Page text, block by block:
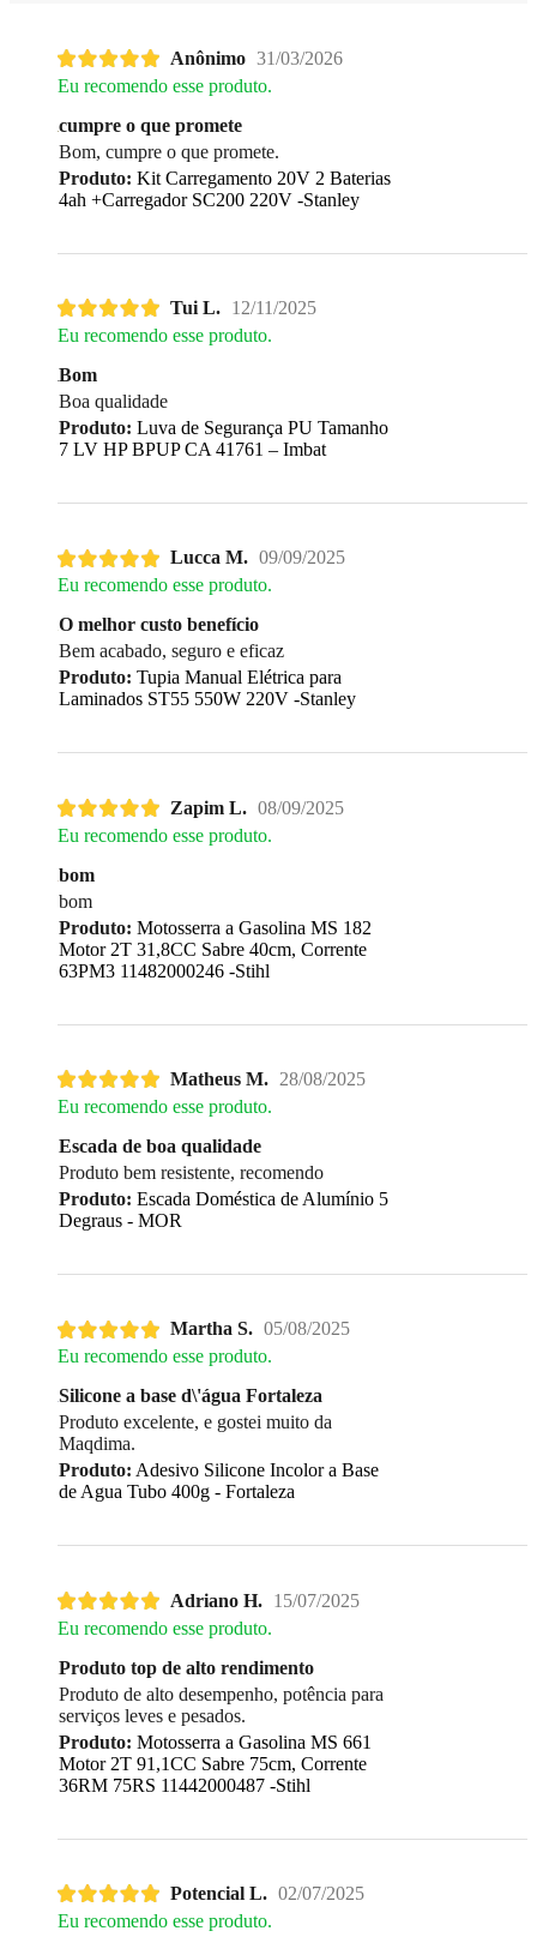
Anônimo 31/03/2026
Eu recomendo esse produto.
cumpre o que promete
Bom, cumpre o que promete.
Produto: Kit Carregamento 20V 2 Baterias
4ah +Carregador SC200 220V -Stanley
Tui L. 12/11/2025
Eu recomendo esse produto.
Bom
Boa qualidade
Produto: Luva de Segurança PU Tamanho
7 LV HP BPUP CA 41761 – Imbat
Lucca M. 09/09/2025
Eu recomendo esse produto.
O melhor custo benefício
Bem acabado, seguro e eficaz
Produto: Tupia Manual Elétrica para
Laminados ST55 550W 220V -Stanley
Zapim L. 08/09/2025
Eu recomendo esse produto.
bom
bom
Produto: Motosserra a Gasolina MS 182
Motor 2T 31,8CC Sabre 40cm, Corrente
63PM3 11482000246 -Stihl
Matheus M. 28/08/2025
Eu recomendo esse produto.
Escada de boa qualidade
Produto bem resistente, recomendo
Produto: Escada Doméstica de Alumínio 5
Degraus - MOR
Martha S. 05/08/2025
Eu recomendo esse produto.
Silicone a base d\'água Fortaleza
Produto excelente, e gostei muito da
Maqdima.
Produto: Adesivo Silicone Incolor a Base
de Agua Tubo 400g - Fortaleza
Adriano H. 15/07/2025
Eu recomendo esse produto.
Produto top de alto rendimento
Produto de alto desempenho, potência para
serviços leves e pesados.
Produto: Motosserra a Gasolina MS 661
Motor 2T 91,1CC Sabre 75cm, Corrente
36RM 75RS 11442000487 -Stihl
Potencial L. 02/07/2025
Eu recomendo esse produto.